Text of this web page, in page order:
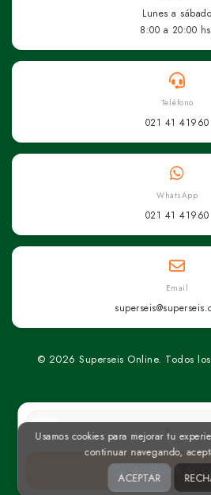
AGREGAR AL
Lunes a sábado
8:00 a 20:00
Teléfono
021 41 41960
WhatsApp
021 41 41960
Email
© 2026 Superseis Online. Todos
Usamos cookies para mejorar tu
continuar navegando,
ACEPTAR